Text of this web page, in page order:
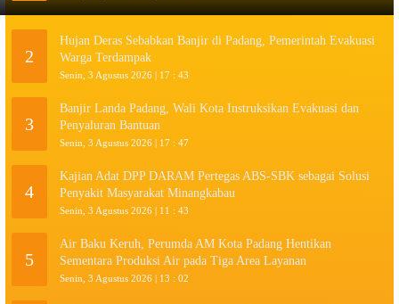
2
Hujan Deras Sebabkan Banjir di Padang, Pemerintah Evakuasi
Warga Terdampak
Senin, 3 Agustus 2026 | 17 : 43
3
Banjir Landa Padang, Wali Kota Instruksikan Evakuasi dan
Penyaluran Bantuan
Senin, 3 Agustus 2026 | 17 : 47
4
Kajian Adat DPP DARAM Pertegas ABS-SBK sebagai Solusi
Penyakit Masyarakat Minangkabau
Senin, 3 Agustus 2026 | 11 : 43
5
Air Baku Keruh, Perumda AM Kota Padang Hentikan
Sementara Produksi Air pada Tiga Area Layanan
Senin, 3 Agustus 2026 | 13 : 02